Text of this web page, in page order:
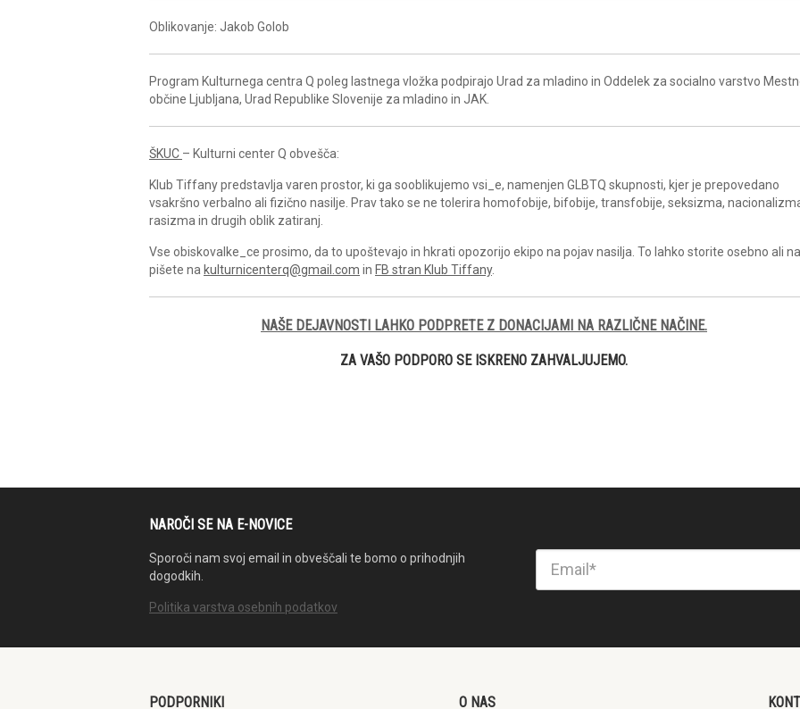
Oblikovanje: Jakob Golob
Program Kulturnega centra Q poleg lastnega vložka podpirajo Urad za mladino in Oddelek za socialno varstvo
občine Ljubljana, Urad Republike Slovenije za mladino in JAK.
ŠKUC – Kulturni center Q obvešča:
Klub Tiffany predstavlja varen prostor, ki ga sooblikujemo vsi_e, namenjen GLBTQ skupnosti, kjer je prepovedano
vsakršno verbalno ali fizično nasilje. Prav tako se ne tolerira homofobije, bifobije, transfobije, seksizma,
rasizma in drugih oblik zatiranj.
Vse obiskovalke_ce prosimo, da to upoštevajo in hkrati opozorijo ekipo na pojav nasilja. To lahko storite osebno ali
pišete na kulturnicenterq@gmail.com in FB stran Klub Tiffany.
NAŠE DEJAVNOSTI LAHKO PODPRETE Z DONACIJAMI NA RAZLIČNE NAČINE.
ZA VAŠO PODPORO SE ISKRENO ZAHVALJUJEMO.
NAROČI SE NA E-NOVICE
Sporoči nam svoj email in obveščali te bomo o prihodnjih
dogodkih.
Politika varstva osebnih podatkov
PODPORNIKI O NAS